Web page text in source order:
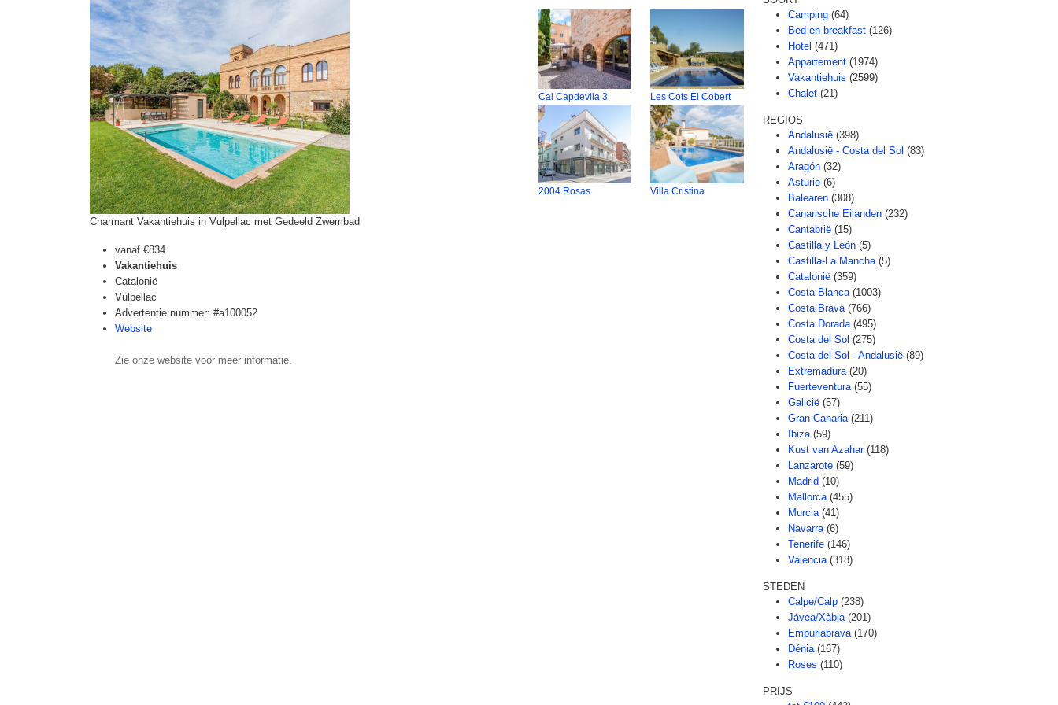
Charmant Vakantiehuis in Vulpellac met Gedeeld Zwembad
vanaf €834
Vakantiehuis
Catalonië
Vulpellac
Advertentie nummer: #a100052
Website
Zie onze website voor meer informatie.
Cal Capdevila 3 Les Cots El Cobert
2004 Rosas Villa Cristina
Camping (64)
Bed en breakfast (126)
Hotel (471)
Appartement (1974)
Vakantiehuis (2599)
Chalet (21)
REGIOS
Andalusië (398)
Andalusië - Costa del Sol (83)
Aragón (32)
Asturië (6)
Balearen (308)
Canarische Eilanden (232)
Cantabrië (15)
Castilla y León (5)
Castilla-La Mancha (5)
Catalonië (359)
Costa Blanca (1003)
Costa Brava (766)
Costa Dorada (495)
Costa del Sol (275)
Costa del Sol - Andalusië (89)
Extremadura (20)
Fuerteventura (55)
Galicië (57)
Gran Canaria (211)
Ibiza (59)
Kust van Azahar (118)
Lanzarote (59)
Madrid (10)
Mallorca (455)
Murcia (41)
Navarra (6)
Tenerife (146)
Valencia (318)
STEDEN
Calpe/Calp (238)
Jávea/Xàbia (201)
Empuriabrava (170)
Dénia (167)
Roses (110)
PRIJS